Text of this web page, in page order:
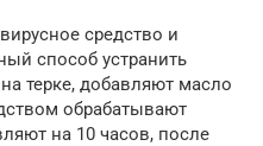
средство и
способ устранить
терке, добавляют масло
обрабатывают
на 10 часов, после